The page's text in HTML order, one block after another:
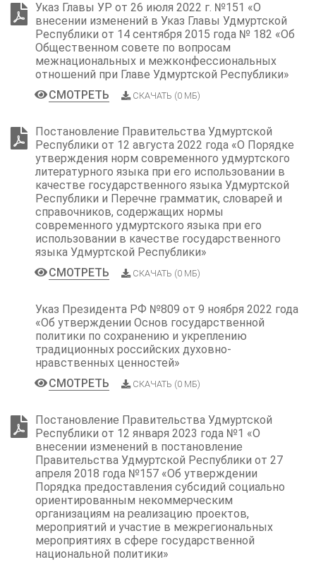
Указ Главы УР от 26 июля 2022 г. №151 «О
внесении изменений в Указ Главы Удмуртской
Республики от 14 сентября 2015 года № 182 «Об
Общественном совете по вопросам
межнациональных и межконфессиональных
отношений при Главе Удмуртской Республики»
СМОТРЕТЬ
СКАЧАТЬ (0 МБ)
Постановление Правительства Удмуртской
Республики от 12 августа 2022 года «О Порядке
утверждения норм современного удмуртского
литературного языка при его использовании в
качестве государственного языка Удмуртской
Республики и Перечне грамматик, словарей и
справочников, содержащих нормы
современного удмуртского языка при его
использовании в качестве государственного
языка Удмуртской Республики»
СМОТРЕТЬ
СКАЧАТЬ (0 МБ)
Указ Президента РФ №809 от 9 ноября 2022 года
«Об утверждении Основ государственной
политики по сохранению и укреплению
традиционных российских духовно-
нравственных ценностей»
СМОТРЕТЬ
СКАЧАТЬ (0 МБ)
Постановление Правительства Удмуртской
Республики от 12 января 2023 года №1 «О
внесении изменений в постановление
Правительства Удмуртской Республики от 27
апреля 2018 года №157 «Об утверждении
Порядка предоставления субсидий социально
ориентированным некоммерческим
организациям на реализацию проектов,
мероприятий и участие в межрегиональных
мероприятиях в сфере государственной
национальной политики»